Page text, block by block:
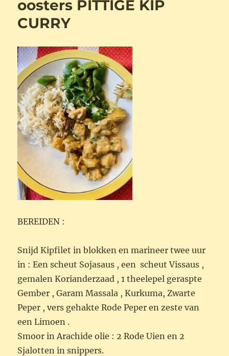
oosters PITTIGE KIP
CURRY
BEREIDEN :
Snijd Kipfilet in blokken en marineer twee uur
in : Een scheut Sojasaus , een scheut Vissaus ,
gemalen Korianderzaad , 1 theelepel geraspte
Gember , Garam Massala , Kurkuma, Zwarte
Peper , vers gehakte Rode Peper en zeste van
een Limoen .
Smoor in Arachide olie : 2 Rode Uien en 2
Sjalotten in snippers.